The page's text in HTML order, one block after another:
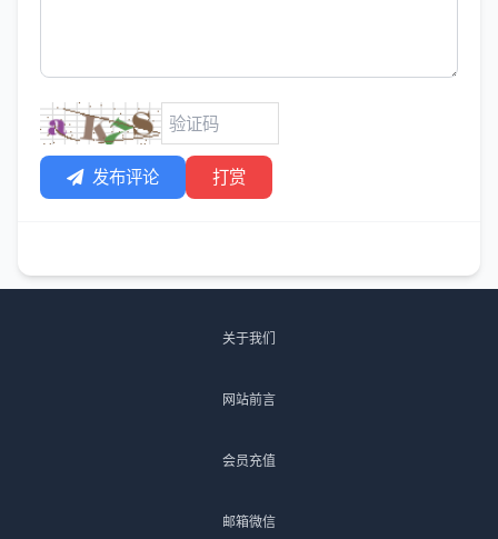
发布评论 打赏
关于我们
网站前言
会员充值
邮箱微信